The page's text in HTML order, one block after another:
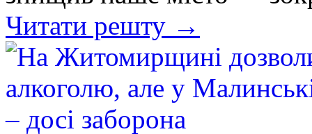
Читати решту →